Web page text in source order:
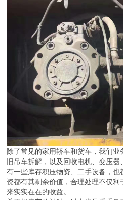
除了常见的家用轿车和货车，我们
旧吊车拆解，以及回收电机、变压
有一些库存积压物资、二手设备，
资都有其剩余价值，合理处理不仅
来实实在在的收益。